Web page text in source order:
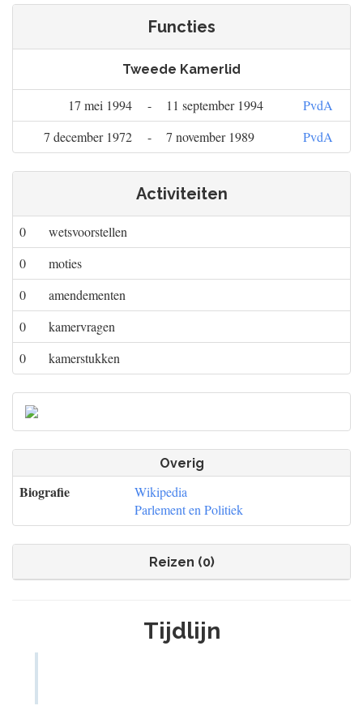
Functies
Tweede Kamerlid
17 mei 1994 - 11 september 1994
PvdA
7 december 1972
- 7 november 1989 PvdA
Activiteiten
0
wetsvoorstellen
0
moties
0
amendementen
0
kamervragen
0
kamerstukken
Overig
Biografie
Wikipedia
Parlement en Politiek
Reizen (0)
Tijdlijn